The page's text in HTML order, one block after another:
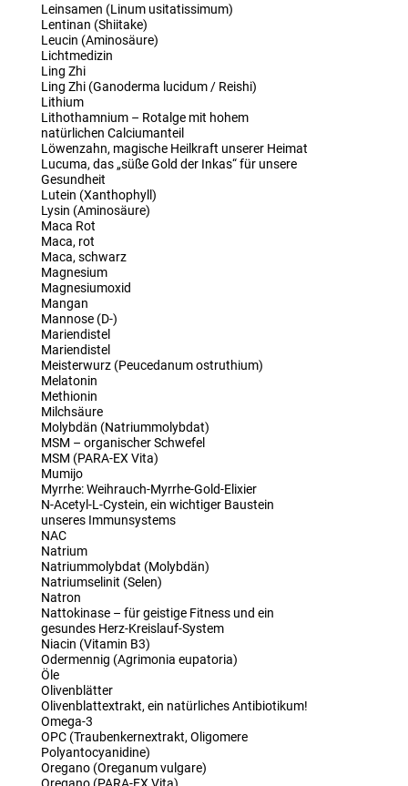
Leinsamen (Linum usitatissimum)
Lentinan (Shiitake)
Leucin (Aminosäure)
Lichtmedizin
Ling Zhi
Ling Zhi (Ganoderma lucidum / Reishi)
Lithium
Lithothamnium – Rotalge mit hohem
natürlichen Calciumanteil
Löwenzahn, magische Heilkraft unserer Heimat
Lucuma, das „süße Gold der Inkas“ für unsere
Gesundheit
Lutein (Xanthophyll)
Lysin (Aminosäure)
Maca Rot
Maca, rot
Maca, schwarz
Magnesium
Magnesiumoxid
Mangan
Mannose (D-)
Mariendistel
Mariendistel
Meisterwurz (Peucedanum ostruthium)
Melatonin
Methionin
Milchsäure
Molybdän (Natriummolybdat)
MSM – organischer Schwefel
MSM (PARA-EX Vita)
Mumijo
Myrrhe: Weihrauch-Myrrhe-Gold-Elixier
N-Acetyl-L-Cystein, ein wichtiger Baustein
unseres Immunsystems
NAC
Natrium
Natriummolybdat (Molybdän)
Natriumselinit (Selen)
Natron
Nattokinase – für geistige Fitness und ein
gesundes Herz-Kreislauf-System
Niacin (Vitamin B3)
Odermennig (Agrimonia eupatoria)
Öle
Olivenblätter
Olivenblattextrakt, ein natürliches Antibiotikum!
Omega-3
OPC (Traubenkernextrakt, Oligomere
Polyantocyanidine)
Oregano (Oreganum vulgare)